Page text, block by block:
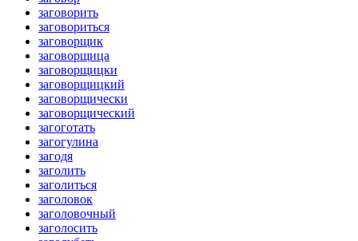
заговорить
заговориться
заговорщик
заговорщица
заговорщицки
заговорщицкий
заговорщически
заговорщический
загоготать
загогулина
загодя
заголить
заголиться
заголовок
заголовочный
заголосить